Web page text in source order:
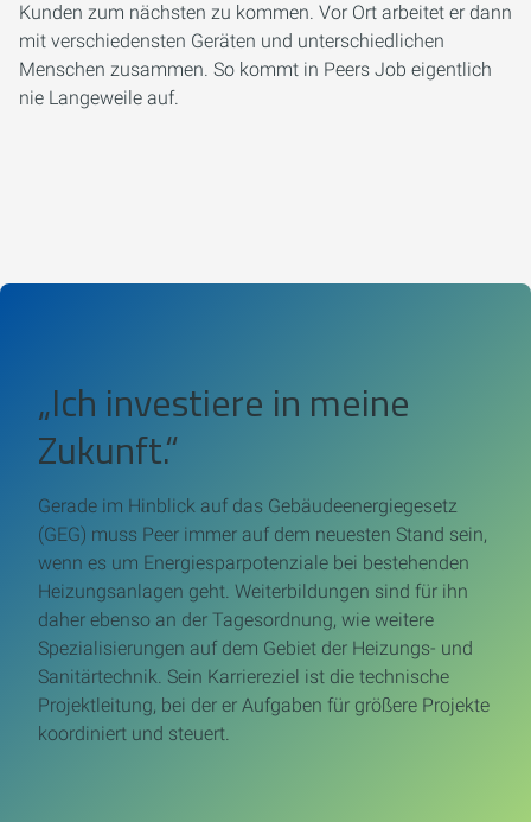
Kunden zum nächsten zu kommen. Vor Ort arbeitet er dann
mit verschiedensten Geräten und unterschiedlichen
Menschen zusammen. So kommt in Peers Job eigentlich
nie Langeweile auf.
„Ich investiere in meine
Zukunft.“
Gerade im Hinblick auf das Gebäudeenergiegesetz
(GEG) muss Peer immer auf dem neuesten Stand sein,
wenn es um Energiesparpotenziale bei bestehenden
Heizungsanlagen geht. Weiterbildungen sind für ihn
daher ebenso an der Tagesordnung, wie weitere
Spezialisierungen auf dem Gebiet der Heizungs- und
Sanitärtechnik. Sein Karriereziel ist die technische
Projektleitung, bei der er Aufgaben für größere Projekte
koordiniert und steuert.